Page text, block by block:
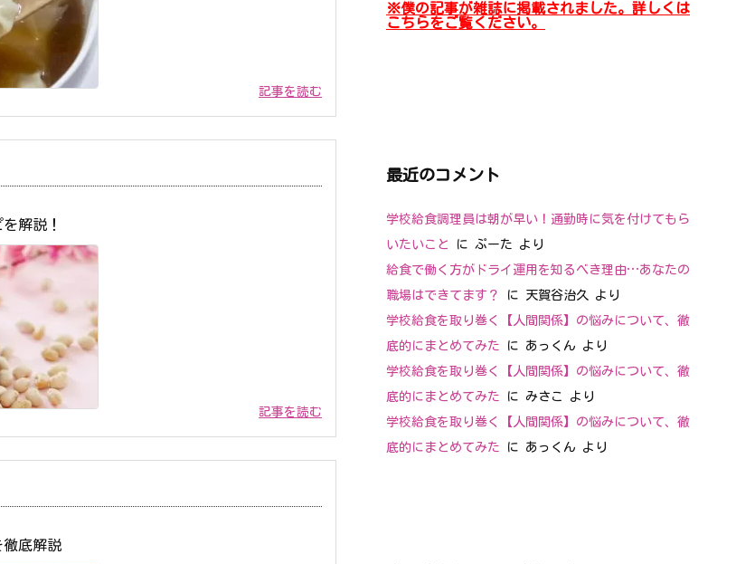
記事を読む
解説！
記事を読む
徹底解説
※僕の記事が雑誌に掲載されました。詳しくは
こちらをご覧ください。
最近のコメント
学校給食調理員は朝が早い！通勤時に気を付けてもら
いたいこと
に ぷーた より
給食で働く方がドライ運用を知るべき理由…あなたの
職場はできてます？
に 天賀谷治久 より
学校給食を取り巻く【人間関係】の悩みについて、徹
底的にまとめてみた に あっくん より
学校給食を取り巻く【人間関係】の悩みについて、徹
底的にまとめてみた に みさこ
より
学校給食を取り巻く【人間関係】の悩みについて、徹
底的にまとめてみた に あっくん より